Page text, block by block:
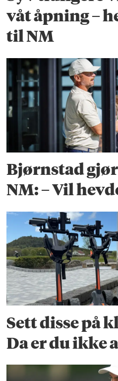
våt åpning –
til NM
Bjørnstad
NM: – Vil
Sett disse på
Da er du ikke